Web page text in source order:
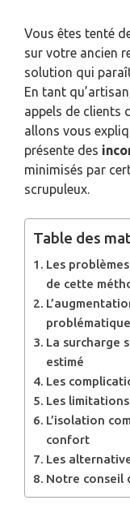
Vous êtes tenté
sur votre ancien
solution qui
En tant
appels de clients
allons vous
présente des
minimisés par
scrupuleux.
Table des
Les
de cette
La surcharge
estimé
Les
Les
L’isolation
confort
Les
Notre conseil